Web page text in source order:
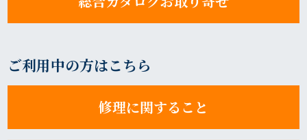
ご利用中の方はこちら
修理に関すること